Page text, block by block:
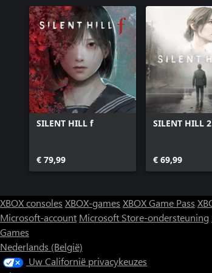
SILENT HILL f
€ 79,99
SILENT HILL 2
€ 69,99
XBOX consoles XBOX-games XBOX Game Pass
Microsoft-account Microsoft Store-ondersteuning
Games
Nederlands (België)
Uw Californië privacykeuzes